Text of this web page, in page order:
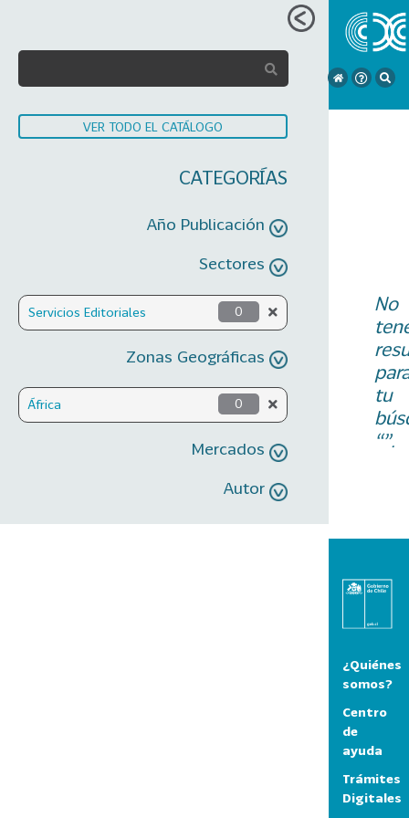
VER TODO EL CATÁLOGO
CATEGORÍAS
Año Publicación
Sectores
Servicios Editoriales 0
Zonas Geográficas
África 0
Mercados
Autor
No
tu
“”.
¿Quiénes
somos?
Centro
de
ayuda
Trámites
Digitales